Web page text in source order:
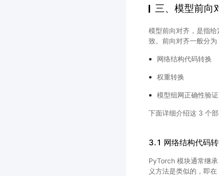
三、模型前向
模型前向对齐，是指
致。前向对齐一般分
网络结构代码转换
权重转换
模型组网正确性验证
下面详细介绍这 3 个
3.1 网络结构代码
PyTorch 模块通常继
义方法是类似的，即